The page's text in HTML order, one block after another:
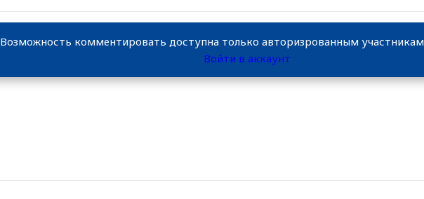
Возможность комментировать доступна только авторизрованным участникам
Войти в аккаунт